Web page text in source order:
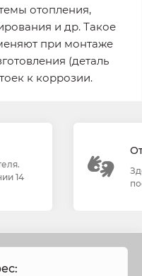
отопления,
и др. Такое
при монтаже
(деталь
к коррозии.
14